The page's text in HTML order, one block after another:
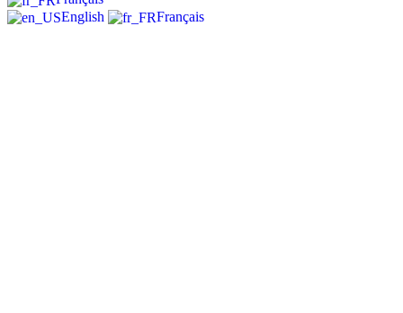
English
Français